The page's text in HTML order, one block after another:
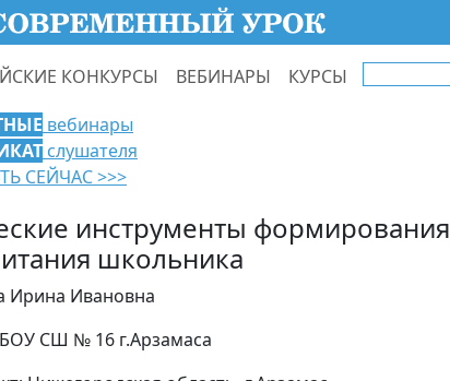
КОНКУРСЫ ВЕБИНАРЫ КУРСЫ
вебинары
слушателя
СЕЙЧАС >>>
инструменты формирования
школьника
Ирина Ивановна
СШ № 16 г.Арзамаса